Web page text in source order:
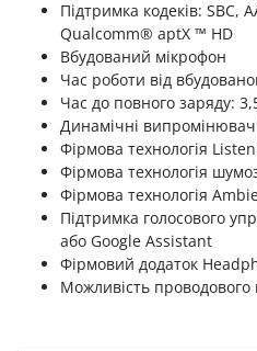
Підтримка кодеків: SBC,
Qualcomm® aptX ™ HD
Вбудований мікрофон
Час роботи від
Час до повного заряду:
Динамічні
Фірмова технологія
Фірмова технологія
Фірмова технологія
Підтримка голосового
або Google Assistant
Фірмовий додаток
Можливість